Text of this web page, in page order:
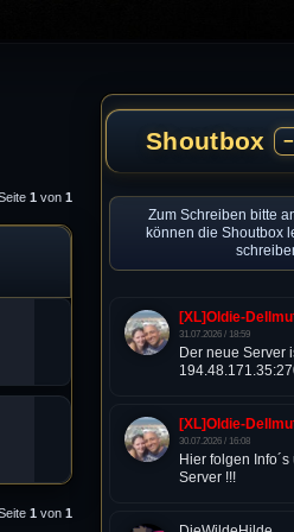
1von 1
1von 1
Shoutbox −
Zum Schreiben bitte
können die Shoutbox
[XL]Oldie-
31.07.2026 / 18:59
Der neue Server
[XL]Oldie-
30.07.2026 / 16:08
Hier folgen
Server !!!